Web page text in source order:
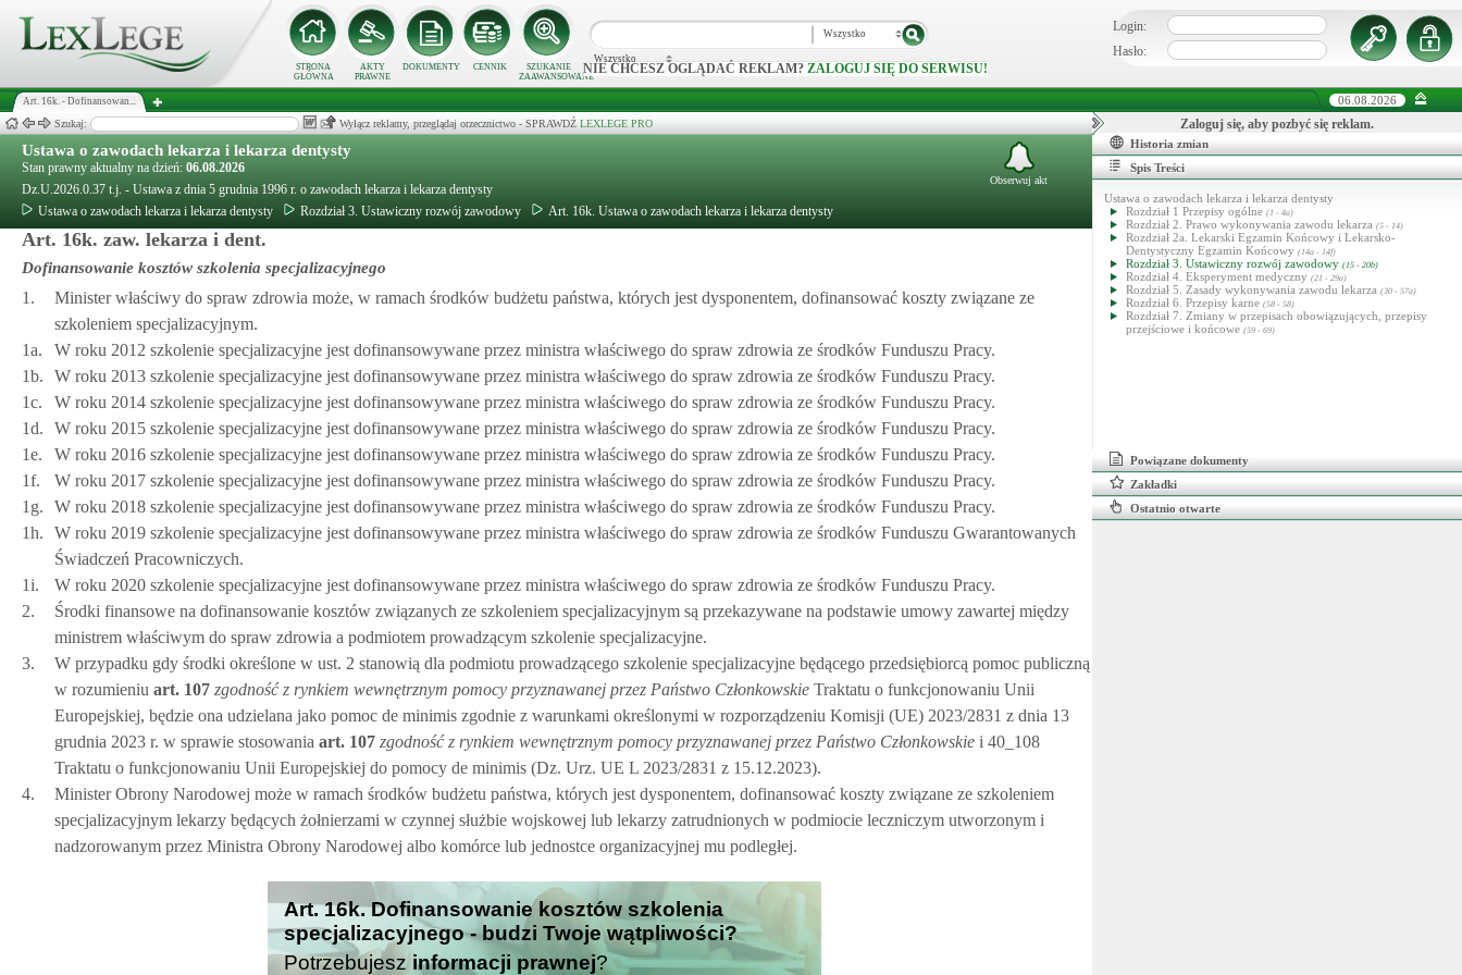
STRONA
GŁÓWNA
AKTY
PRAWNE
DOKUMENTY CENNIK
SZUKANIE
ZAAWANSOWANE
Wszystko
Wszystko
NIE CHCESZ OGLĄDAĆ REKLAM? ZALOGUJ SIĘ DO SERWISU!
Login:
Hasło:
Art. 16k. - Dofinansowan... 06.08.2026
Szukaj: Wyłącz reklamy, przeglądaj orzecznictwo - SPRAWDŹ LEXLEGE PRO
Ustawa o zawodach lekarza i lekarza dentysty
Stan prawny aktualny na dzień: 06.08.2026
Dz.U.2026.0.37 t.j. - Ustawa z dnia 5 grudnia 1996 r. o zawodach lekarza i lekarza dentysty
Ustawa o zawodach lekarza i lekarza dentysty
Rozdział 3. Ustawiczny rozwój zawodowy Art. 16k. Ustawa o zawodach lekarza i lekarza dentysty
Obserwuj akt
Art. 16k. zaw. lekarza i dent.
Dofinansowanie kosztów szkolenia specjalizacyjnego
1.
Minister właściwy do spraw zdrowia może, w ramach środków budżetu państwa, których jest dysponentem, dofinansować koszty związane ze
szkoleniem specjalizacyjnym.
1a.
W roku 2012 szkolenie specjalizacyjne jest dofinansowywane przez ministra właściwego do spraw zdrowia ze środków Funduszu Pracy.
1b.
W roku 2013 szkolenie specjalizacyjne jest dofinansowywane przez ministra właściwego do spraw zdrowia ze środków Funduszu Pracy.
1c.
W roku 2014 szkolenie specjalizacyjne jest dofinansowywane przez ministra właściwego do spraw zdrowia ze środków Funduszu Pracy.
1d.
W roku 2015 szkolenie specjalizacyjne jest dofinansowywane przez ministra właściwego do spraw zdrowia ze środków Funduszu Pracy.
1e.
W roku 2016 szkolenie specjalizacyjne jest dofinansowywane przez ministra właściwego do spraw zdrowia ze środków Funduszu Pracy.
1f.
W roku 2017 szkolenie specjalizacyjne jest dofinansowywane przez ministra właściwego do spraw zdrowia ze środków Funduszu Pracy.
1g.
W roku 2018 szkolenie specjalizacyjne jest dofinansowywane przez ministra właściwego do spraw zdrowia ze środków Funduszu Pracy.
1h.
W roku 2019 szkolenie specjalizacyjne jest dofinansowywane przez ministra właściwego do spraw zdrowia ze środków Funduszu Gwarantowanych
Świadczeń Pracowniczych.
1i.
W roku 2020 szkolenie specjalizacyjne jest dofinansowywane przez ministra właściwego do spraw zdrowia ze środków Funduszu Pracy.
2.
Środki finansowe na dofinansowanie kosztów związanych ze szkoleniem specjalizacyjnym są przekazywane na podstawie umowy zawartej między
ministrem właściwym do spraw zdrowia a podmiotem prowadzącym szkolenie specjalizacyjne.
3.
W przypadku gdy środki określone w ust. 2 stanowią dla podmiotu prowadzącego szkolenie specjalizacyjne będącego przedsiębiorcą pomoc publiczną
w rozumieniu art. 107 zgodność z rynkiem wewnętrznym pomocy przyznawanej przez Państwo Członkowskie Traktatu o funkcjonowaniu Unii
Europejskiej, będzie ona udzielana jako pomoc de minimis zgodnie z warunkami określonymi w rozporządzeniu Komisji (UE) 2023/2831 z dnia 13
grudnia 2023 r. w sprawie stosowania art. 107 zgodność z rynkiem wewnętrznym pomocy przyznawanej przez Państwo Członkowskie i 40_108
Traktatu o funkcjonowaniu Unii Europejskiej do pomocy de minimis (Dz. Urz. UE L 2023/2831 z 15.12.2023).
4.
Minister Obrony Narodowej może w ramach środków budżetu państwa, których jest dysponentem, dofinansować koszty związane ze szkoleniem
specjalizacyjnym lekarzy będących żołnierzami w czynnej służbie wojskowej lub lekarzy zatrudnionych w podmiocie leczniczym utworzonym i
nadzorowanym przez Ministra Obrony Narodowej albo komórce lub jednostce organizacyjnej mu podległej.
Art. 16k. Dofinansowanie kosztów szkolenia
specjalizacyjnego - budzi Twoje wątpliwości?
Potrzebujesz informacji prawnej?
Zaloguj się, aby pozbyć się reklam.
Historia zmian
Spis Treści
Ustawa o zawodach lekarza i lekarza dentysty
Rozdział 1 Przepisy ogólne (1 - 4a)
Rozdział 2. Prawo wykonywania zawodu lekarza (5 - 14)
Rozdział 2a. Lekarski Egzamin Końcowy i Lekarsko-
Dentystyczny Egzamin Końcowy (14a - 14f)
Rozdział 3. Ustawiczny rozwój zawodowy (15 - 20b)
Rozdział 4. Eksperyment medyczny (21 - 29a)
Rozdział 5. Zasady wykonywania zawodu lekarza (30 - 57a)
Rozdział 6. Przepisy karne (58 - 58)
Rozdział 7. Zmiany w przepisach obowiązujących, przepisy
przejściowe i końcowe (59 - 69)
Powiązane dokumenty
Zakładki
Ostatnio otwarte